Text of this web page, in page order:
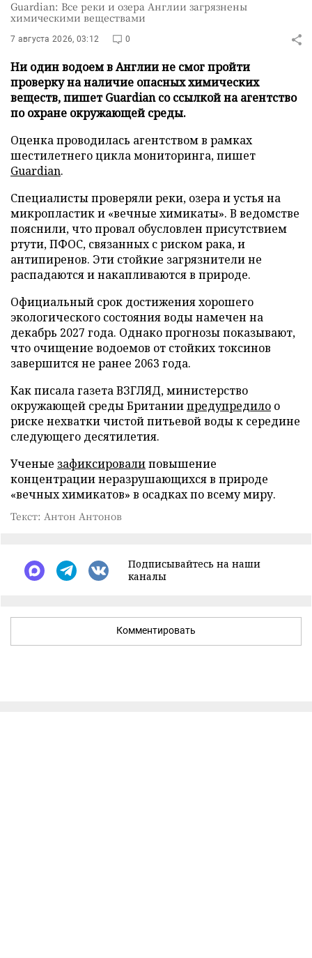
Guardian: Все реки и озера Англии загрязнены
химическими веществами
7 августа 2026, 03:12 0
Ни один водоем в Англии не смог пройти
проверку на наличие опасных химических
веществ, пишет Guardian со ссылкой на агентство
по охране окружающей среды.
Оценка проводилась агентством в рамках
шестилетнего цикла мониторинга, пишет
Guardian.
Специалисты проверяли реки, озера и устья на
микропластик и «вечные химикаты». В ведомстве
пояснили, что провал обусловлен присутствием
ртути, ПФОС, связанных с риском рака, и
антипиренов. Эти стойкие загрязнители не
распадаются и накапливаются в природе.
Официальный срок достижения хорошего
экологического состояния воды намечен на
декабрь 2027 года. Однако прогнозы показывают,
что очищение водоемов от стойких токсинов
завершится не ранее 2063 года.
Как писала газета ВЗГЛЯД, министерство
окружающей среды Британиипредупредило о
риске нехватки чистой питьевой воды к середине
следующего десятилетия.
Ученые зафиксировалиповышение
концентрации неразрушающихся в природе
«вечных химикатов» в осадках по всему миру.
Текст: Антон Антонов
Подписывайтесь на наши
каналы
Комментировать